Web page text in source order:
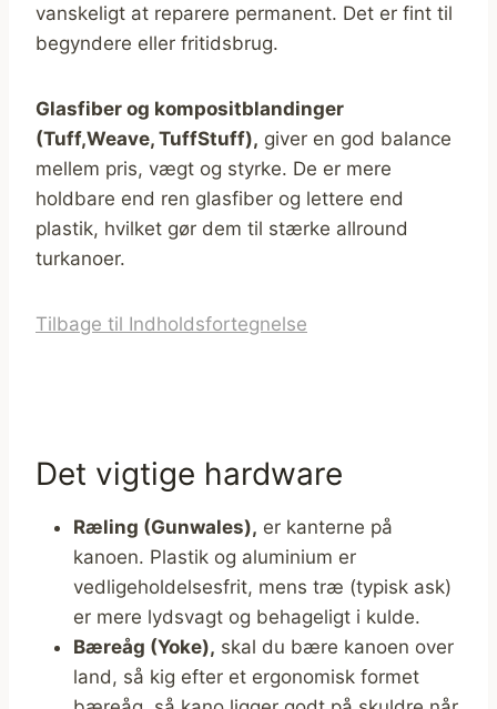
vanskeligt at reparere permanent. Det er fint til
begyndere eller fritidsbrug.
Glasfiber og kompositblandinger
(Tuff,Weave, TuffStuff), giver en god balance
mellem pris, vægt og styrke. De er mere
holdbare end ren glasfiber og lettere end
plastik, hvilket gør dem til stærke allround
turkanoer.
Tilbage til Indholdsfortegnelse
Det vigtige hardware
Ræling (Gunwales), er kanterne på
kanoen. Plastik og aluminium er
vedligeholdelsesfrit, mens træ (typisk ask)
er mere lydsvagt og behageligt i kulde.
Bæreåg (Yoke), skal du bære kanoen over
land, så kig efter et ergonomisk formet